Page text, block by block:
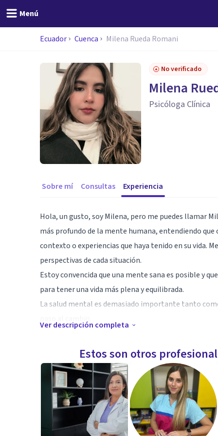
Menú
Ecuador Cuenca Milena Rueda Romani
No verificado
Milena
Psicóloga Clínica
Sobre mí Consultas Experiencia
Hola, un gusto, soy Milena, pero me puedes llamar
más profundo de la mente humana, entendiendo
contexto o experiencias que haya tenido en su vida.
perspectivas de cada situación.
Estoy convencida que una mente sana es posible y
para tener una vida más plena y equilibrada.
La salud mental es demasiado importante tanto
Especialidad
Soy psicólogo/a clínico/a con formación y
especializado/a en intervenciones de tercera ola
Psicoterapia Analítica Funcional (FAP) y la Terapia
sistémicos, narrativos y de pareja, con énfasis en
se centra en el análisis funcional del
Ver descripción completa
Estos son otros